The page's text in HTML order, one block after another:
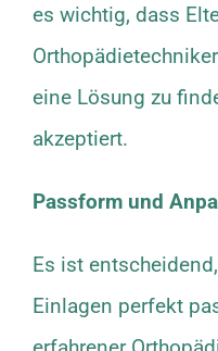
es wichtig, dass
eine Lösung zu
akzeptiert.
Passform und
Es ist
Einlagen perfekt